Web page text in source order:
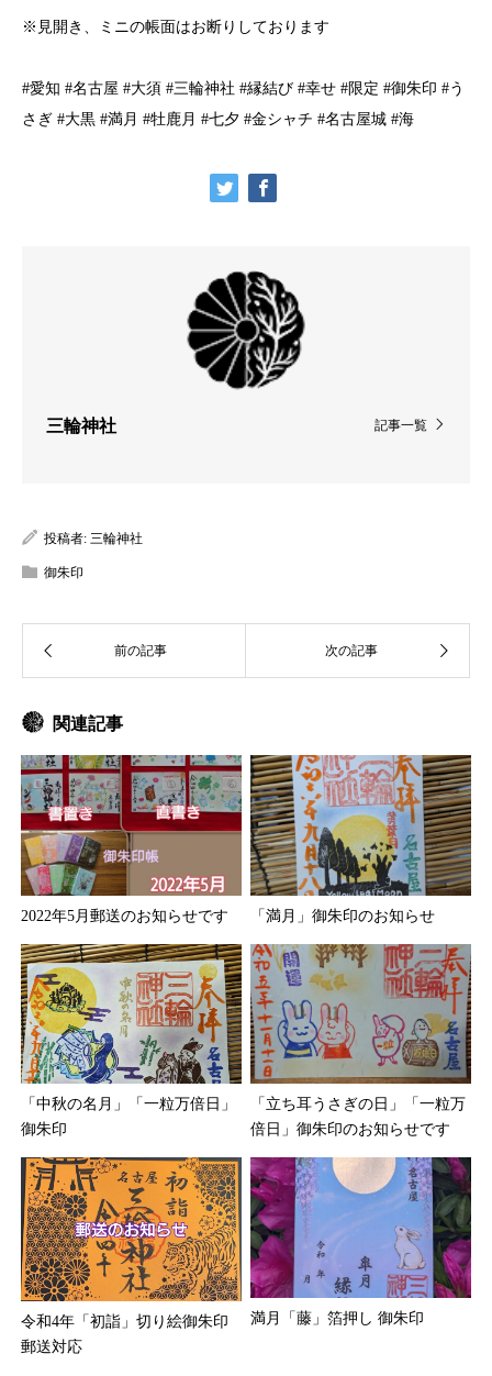
※見開き、ミニの帳面はお断りしております
#愛知 #名古屋 #大須 #三輪神社 #縁結び #幸せ #限定 #御朱印 #う
さぎ #大黒 #満月 #牡鹿月 #七夕 #金シャチ #名古屋城 #海
記事一覧
三輪神社
投稿者: 三輪神社
御朱印
関連記事
2022年5月郵送のお知らせです 「満月」御朱印のお知らせ
「中秋の名月」「一粒万倍日」
御朱印
「立ち耳うさぎの日」「一粒万
倍日」御朱印のお知らせです
令和4年「初詣」切り絵御朱印
郵送対応
満月「藤」箔押し 御朱印